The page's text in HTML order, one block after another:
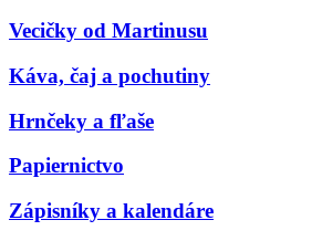
Vecičky od Martinusu
Káva, čaj a pochutiny
Hrnčeky a fľaše
Papiernictvo
Zápisníky a kalendáre